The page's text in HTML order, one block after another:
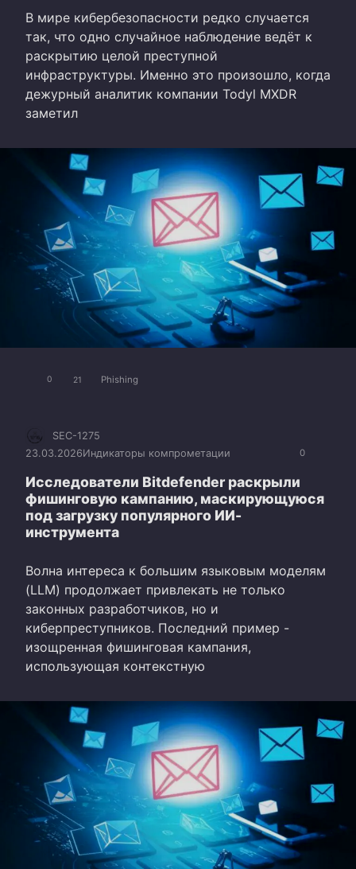
В мире кибербезопасности редко случается
так, что одно случайное наблюдение ведёт к
раскрытию целой преступной
инфраструктуры. Именно это произошло, когда
дежурный аналитик компании Todyl MXDR
заметил
0 21 Phishing
0
SEC-1275
23.03.2026Индикаторы компрометации
Исследователи Bitdefender раскрыли
фишинговую кампанию, маскирующуюся
под загрузку популярного ИИ-
инструмента
Волна интереса к большим языковым моделям
(LLM) продолжает привлекать не только
законных разработчиков, но и
киберпреступников. Последний пример -
изощренная фишинговая кампания,
использующая контекстную